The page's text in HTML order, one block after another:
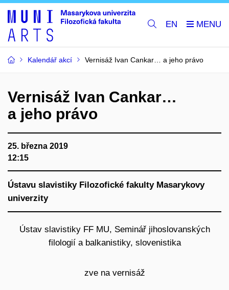
EN
Kalendář akcí Vernisáž Ivan Cankar… a jeho právo
Vernisáž Ivan Cankar…
a jeho právo
25. března 2019
12:15
Ústavu slavistiky Filozofické fakulty Masarykovy
univerzity
Ústav slavistiky FF MU, Seminář jihoslovanských
filologií a balkanistiky, slovenistika
zve na vernisáž